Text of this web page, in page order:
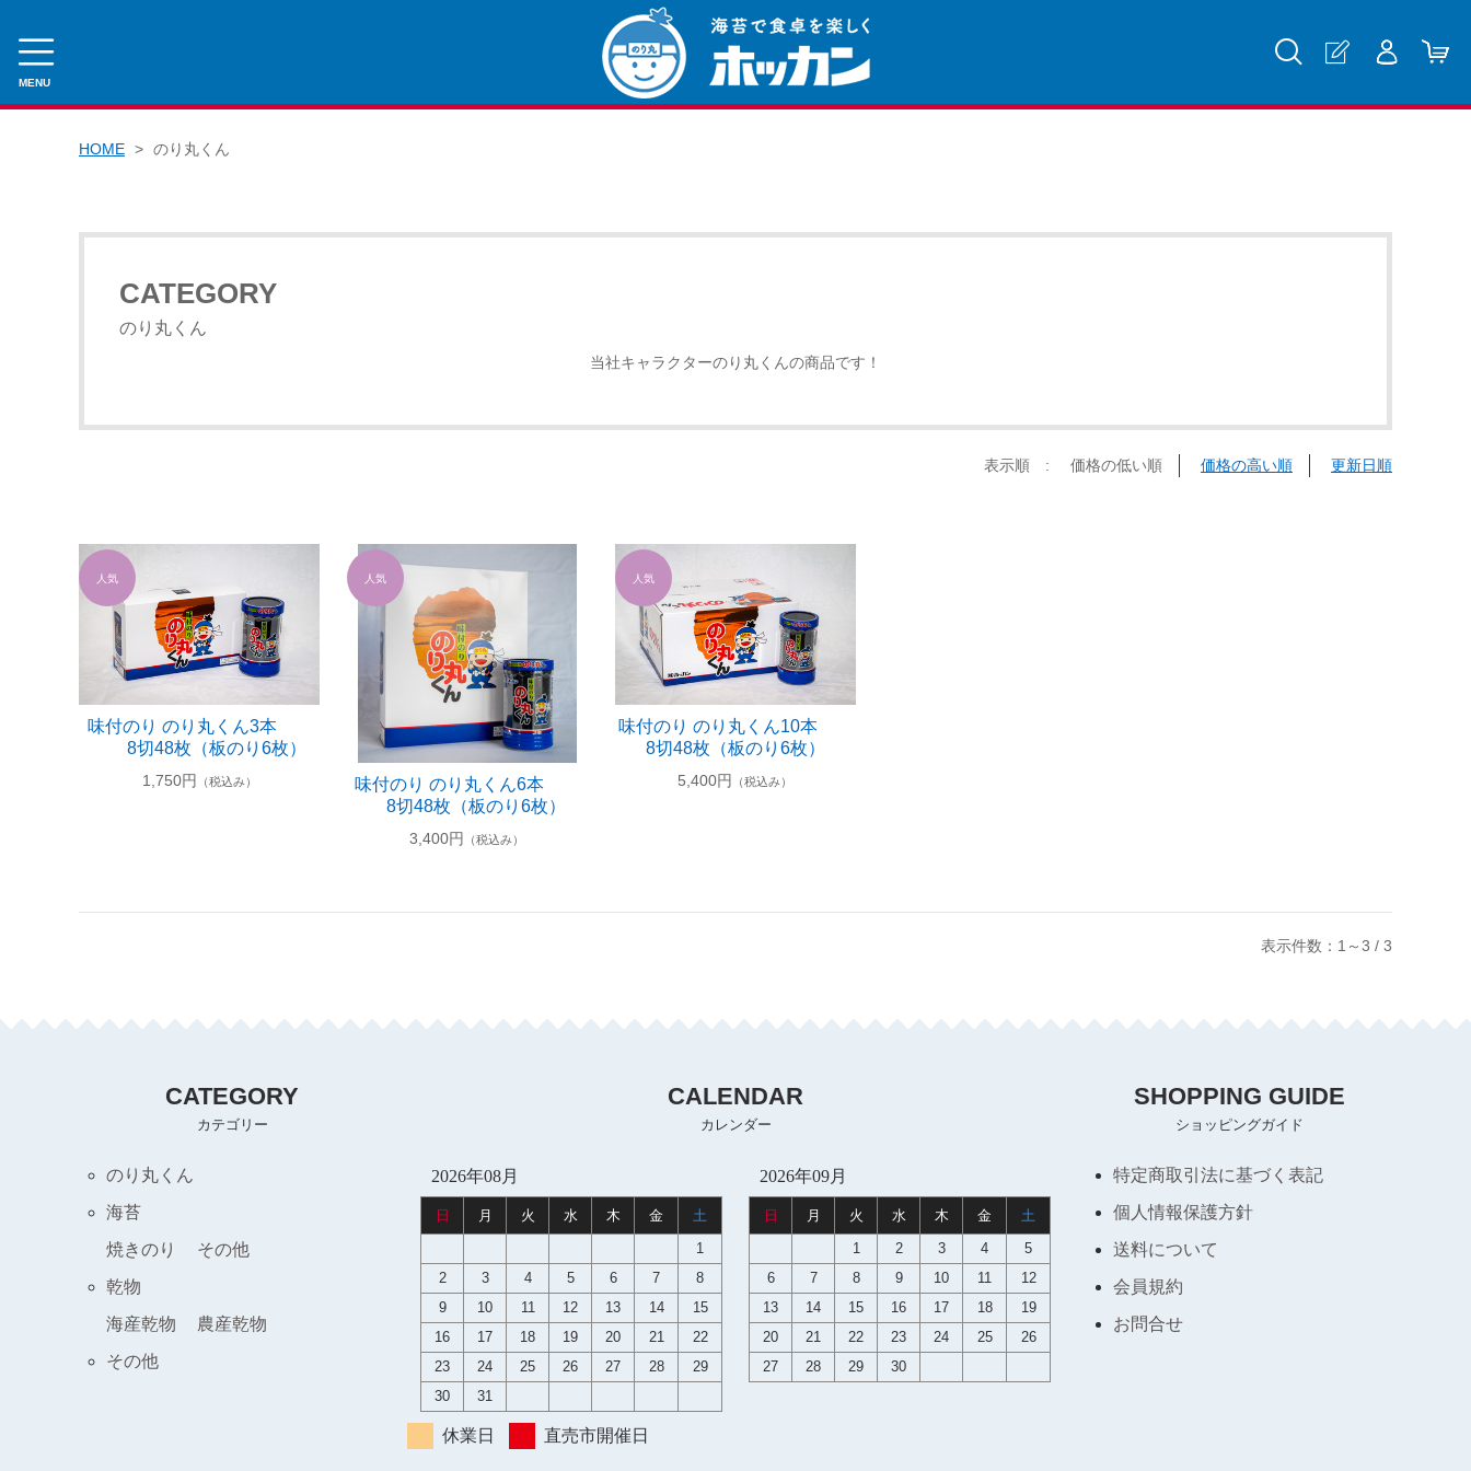
MENU
農産乾物
HOME のり丸くん
CATEGORY
のり丸くん
当社キャラクターのり丸くんの商品です！
表示順 : 価格の低い順 価格の高い順 更新日順
味付のり のり丸くん3本
8切48枚（板のり6枚）
1,750円 （税込み）
味付のり のり丸くん6本
8切48枚（板のり6枚）
3,400円 （税込み）
味付のり のり丸くん10本
8切48枚（板のり6枚）
5,400円 （税込み）
表示件数：1～3 / 3
CATEGORY
カテゴリー
のり丸くん
海苔
焼きのり
その他
乾物
海産乾物
農産乾物
その他
CALENDAR
カレンダー
2026年08月
日 月 火 水 木 金
土
1
2
3 4 5 6 7
8
9
10 11 12 13 14
15
16
17 18 19 20 21
22
23
24 25 26 27 28
29
30
31
2026年09月
日 月 火 水 木 金
土
1
2 3 4
5
6
7 8 9 10 11
12
13
14 15 16 17 18
19
20
21 22 23 24 25
26
27
28 29 30
休業日 直売市開催日
SHOPPING GUIDE
ショッピングガイド
特定商取引法に基づく表記
個人情報保護方針
送料について
会員規約
お問合せ